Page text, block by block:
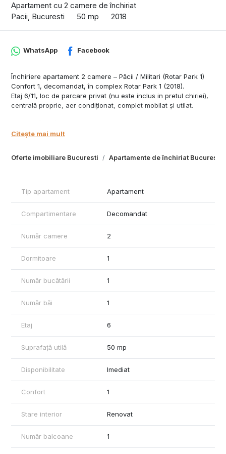
Apartament cu 2 camere de închiriat
Pacii, Bucuresti
50 mp 2018
Oferte imobiliare Bucuresti Apartamente de închiriat Bucuresti
WhatsApp Facebook
Închiriere apartament 2 camere – Păcii / Militari (Rotar Park 1)
Confort 1, decomandat, în complex Rotar Park 1 (2018).
Etaj 6/11, loc de parcare privat (nu este inclus in pretul chiriei),
centrală proprie, aer condiționat, complet mobilat și utilat.
La 2 minute de metrou Păcii.
telefon afisat in anunt.
Citește mai mult
Tip apartament Apartament
Compartimentare Decomandat
Număr camere 2
Dormitoare 1
Număr bucătării 1
Număr băi 1
Etaj 6
Suprafață utilă 50 mp
Disponibilitate Imediat
Confort 1
Stare interior Renovat
Număr balcoane 1